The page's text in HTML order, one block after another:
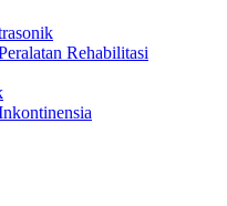
Rehabilitasi